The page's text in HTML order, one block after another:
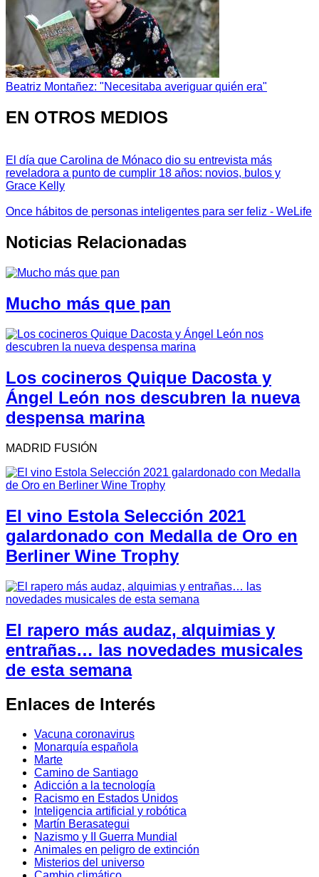
Beatriz Montañez: "Necesitaba averiguar quién era"
EN OTROS MEDIOS
El día que Carolina de Mónaco dio su entrevista más
reveladora a punto de cumplir 18 años: novios, bulos y
Grace Kelly
Once hábitos de personas inteligentes para ser feliz - WeLife
Noticias Relacionadas
Mucho más que pan
Los cocineros Quique Dacosta y
Ángel León nos descubren la nueva
despensa marina
MADRID FUSIÓN
El vino Estola Selección 2021
galardonado con Medalla de Oro en
Berliner Wine Trophy
El rapero más audaz, alquimias y
entrañas… las novedades musicales
de esta semana
Enlaces de Interés
Vacuna coronavirus
Monarquía española
Marte
Camino de Santiago
Adicción a la tecnología
Racismo en Estados Unidos
Inteligencia artificial y robótica
Martín Berasategui
Nazismo y II Guerra Mundial
Animales en peligro de extinción
Misterios del universo